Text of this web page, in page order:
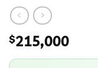
$215,000